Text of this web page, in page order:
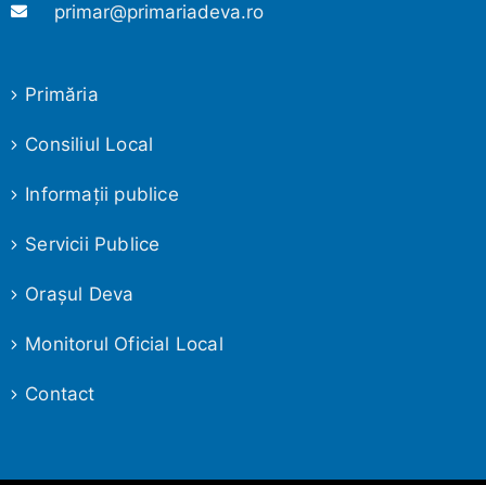
primar@primariadeva.ro
Primăria
Consiliul Local
Informaţii publice
Servicii Publice
Oraşul Deva
Monitorul Oficial Local
Contact